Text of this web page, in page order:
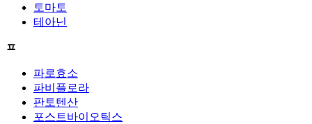
토마토
테아닌
ㅍ
파로효소
파비플로라
판토텐산
포스트바이오틱스